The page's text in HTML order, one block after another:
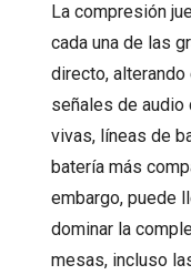
La compresión
cada una de las
directo,
señales de audio
vivas, líneas de
batería más
embargo, puede
dominar la
mesas, incluso